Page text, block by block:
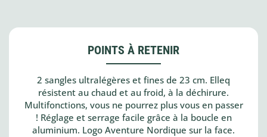
POINTS À RETENIR
2 sangles ultralégères et fines de 23 cm. Elleq
résistent au chaud et au froid, à la déchirure.
Multifonctions, vous ne pourrez plus vous en passer
! Réglage et serrage facile grâce à la boucle en
aluminium. Logo Aventure Nordique sur la face.